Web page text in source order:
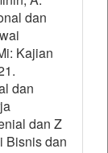
dan
Kajian
dan
dan Z
Bisnis dan